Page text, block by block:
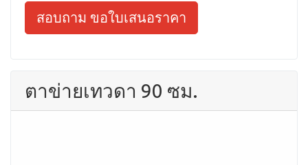
สอบถาม ขอใบเสนอราคา
ตาข่ายเทวดา 90 ซม.